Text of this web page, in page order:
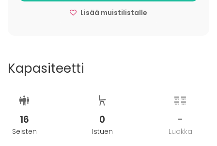
Lisää muistilistalle
Kapasiteetti
16
Seisten
0
Istuen
-
Luokka